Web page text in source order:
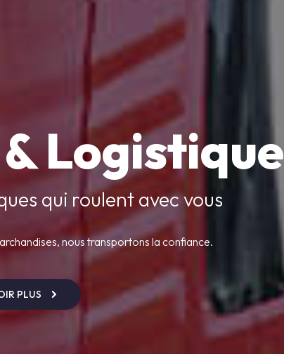
Logistique
qui roulent avec vous
nous transportons la confiance.
PLUS